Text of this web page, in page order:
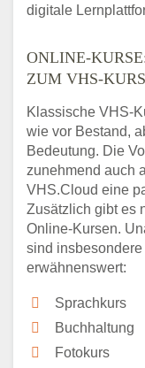
digitale
ONLINE-
ZUM VHS-KURS
Klassische VHS-
wie vor Bestand,
Bedeutung. Die
zunehmend auch
VHS.Cloud eine
Zusätzlich gibt es
Online-Kursen.
sind
erwähnenswert:
Sprachkurs
Buchhaltung
Fotokurs